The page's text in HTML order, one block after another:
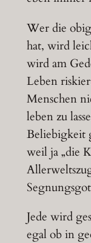
Wer die
hat, wird
wird am
Leben
Menschen
leben zu
Beliebigkeit
weil ja „die
Jede wird
egal ob in